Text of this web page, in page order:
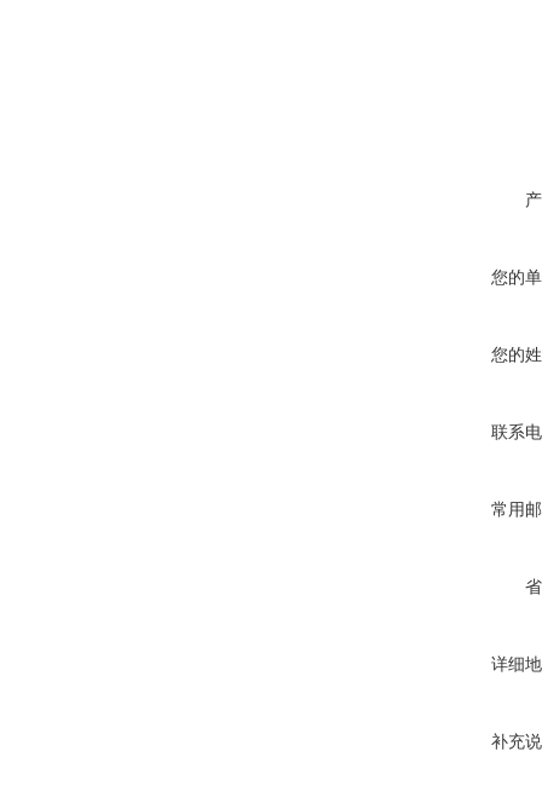
您的
您的
联系
常用
详细
补充